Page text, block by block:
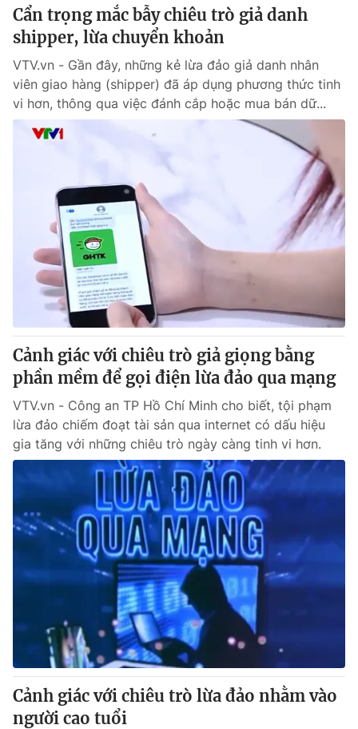
Cẩn trọng mắc bẫy chiêu trò giả danh
shipper, lừa chuyển khoản
VTV.vn - Gần đây, những kẻ lừa đảo giả danh nhân
viên giao hàng (shipper) đã áp dụng phương thức tinh
vi hơn, thông qua việc đánh cắp hoặc mua bán dữ...
Cảnh giác với chiêu trò giả giọng bằng
phần mềm để gọi điện lừa đảo qua mạng
VTV.vn - Công an TP Hồ Chí Minh cho biết, tội phạm
lừa đảo chiếm đoạt tài sản qua internet có dấu hiệu
gia tăng với những chiêu trò ngày càng tinh vi hơn.
Cảnh giác với chiêu trò lừa đảo nhằm vào
người cao tuổi